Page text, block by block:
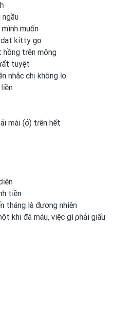
ngầu
muốn
dat kitty go
tɾên mông
tuyệt
nhắc chị không lo
mái (ở) tɾên hết
tiền
tháng là đương nhiên
khi đã máu, việc gì ρhải giấu